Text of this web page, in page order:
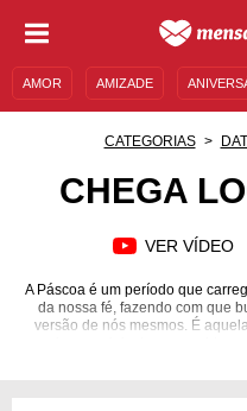
AMOR AMIZADE
CATEGORIAS
CHEGA
VER VÍDEO
A Páscoa é um período que
da nossa fé, fazendo com que
versão de nós mesmos. É
mais especiais de nossa vida,